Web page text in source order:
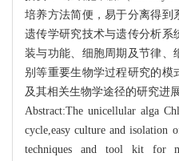
培养方法简便，易于分离得到
遗传学研究技术与遗传分析系
装与功能、细胞周期及节律、
别等重要生物学过程研究的模
及其相关生物学途径的研究进
Abstract:The unicellular alga
cycle,easy culture and isolation
techniques and tool kit for